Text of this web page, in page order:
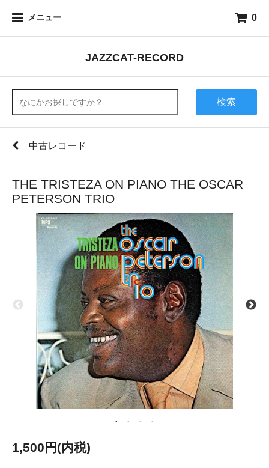
メニュー 0
JAZZCAT-RECORD
検索
中古レコード
THE TRISTEZA ON PIANO THE OSCAR
PETERSON TRIO
1,500円(内税)